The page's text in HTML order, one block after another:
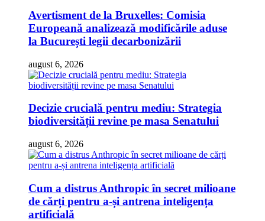
Avertisment de la Bruxelles: Comisia
Europeană analizează modificările aduse
la București legii decarbonizării
august 6, 2026
Decizie crucială pentru mediu: Strategia
biodiversității revine pe masa Senatului
august 6, 2026
Cum a distrus Anthropic în secret milioane
de cărți pentru a-și antrena inteligența
artificială